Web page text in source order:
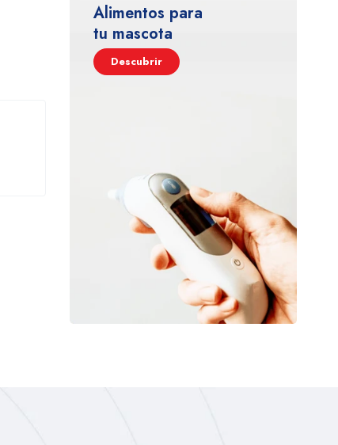
Alimentos para
tu mascota
Descubrir